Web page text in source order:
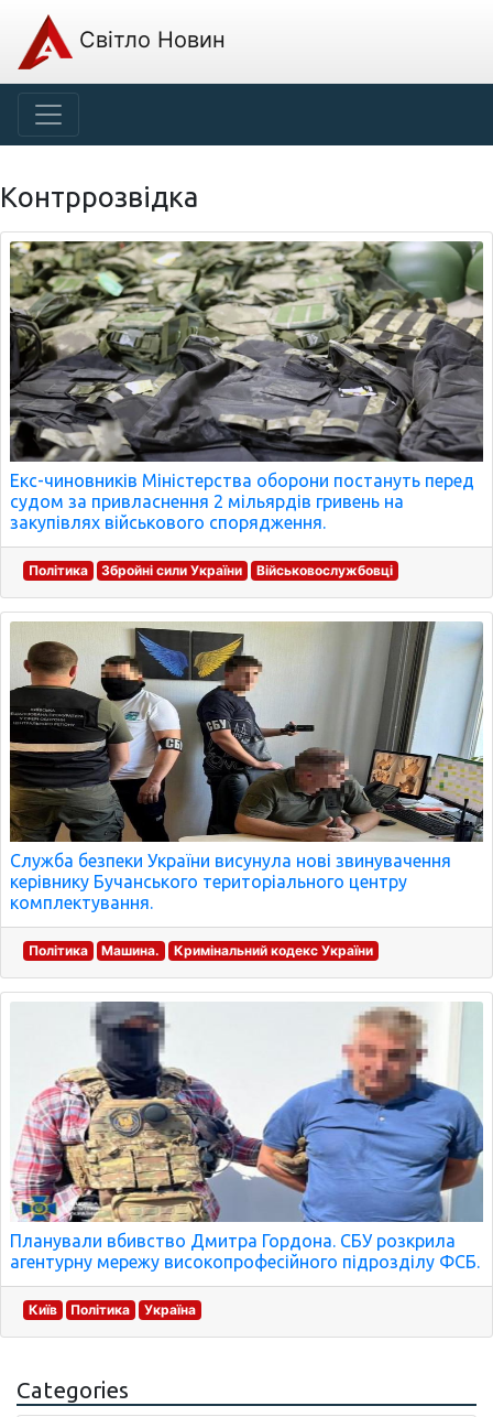
Світло Новин
Контррозвідка
Екс-чиновників Міністерства оборони постануть перед
судом за привласнення 2 мільярдів гривень на
закупівлях військового спорядження.
Політика Збройні сили України Військовослужбовці
Служба безпеки України висунула нові звинувачення
керівнику Бучанського територіального центру
комплектування.
Політика Машина. Кримінальний кодекс України
Планували вбивство Дмитра Гордона. СБУ розкрила
агентурну мережу високопрофесійного підрозділу ФСБ.
Київ Політика Україна
Categories